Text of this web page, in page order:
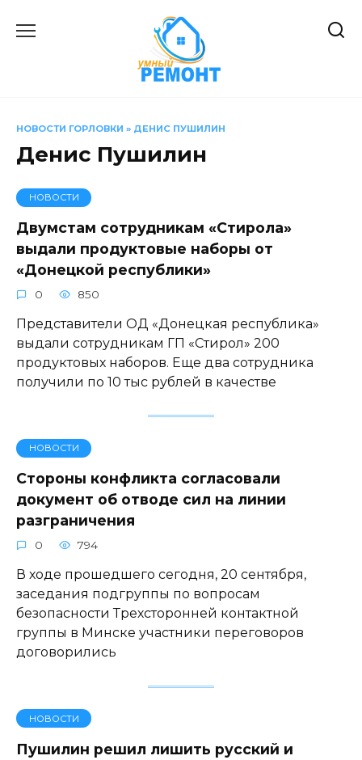
НОВОСТИ ГОРЛОВКИ » ДЕНИС ПУШИЛИН
Денис Пушилин
НОВОСТИ
Двумстам сотрудникам «Стирола»
выдали продуктовые наборы от
«Донецкой республики»
0 850
Представители ОД «Донецкая республика»
выдали сотрудникам ГП «Стирол» 200
продуктовых наборов. Еще два сотрудника
получили по 10 тыс рублей в качестве
НОВОСТИ
Стороны конфликта согласовали
документ об отводе сил на линии
разграничения
0 794
В ходе прошедшего сегодня, 20 сентября,
заседания подгруппы по вопросам
безопасности Трехсторонней контактной
группы в Минске участники переговоров
договорились
НОВОСТИ
Пушилин решил лишить русский и